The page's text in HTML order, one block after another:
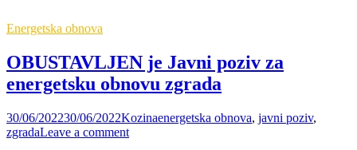
Energetska obnova
OBUSTAVLJEN je Javni poziv za
energetsku obnovu zgrada
30/06/202230/06/2022Kozinaenergetska obnova, javni poziv,
zgradaLeave a comment